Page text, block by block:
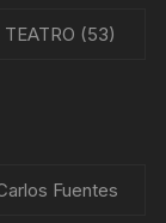
TEATRO (53)
Fuentes